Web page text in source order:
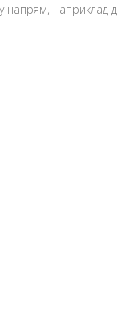
напрям, наприклад